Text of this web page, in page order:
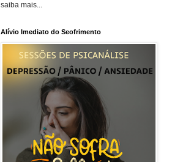
saiba mais...
Alívio Imediato do Seofrimento